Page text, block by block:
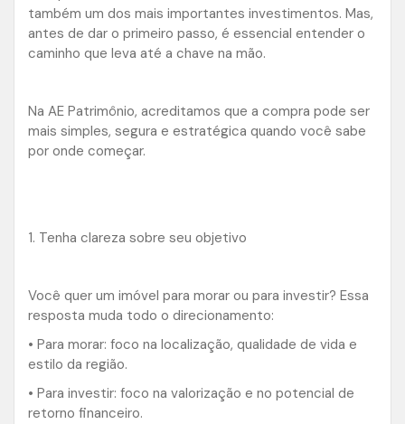
também um dos mais importantes investimentos. Mas,
antes de dar o primeiro passo, é essencial entender o
caminho que leva até a chave na mão.
Na AE Patrimônio, acreditamos que a compra pode ser
mais simples, segura e estratégica quando você sabe
por onde começar.
1. Tenha clareza sobre seu objetivo
Você quer um imóvel para morar ou para investir? Essa
resposta muda todo o direcionamento:
• Para morar: foco na localização, qualidade de vida e
estilo da região.
• Para investir: foco na valorização e no potencial de
retorno financeiro.